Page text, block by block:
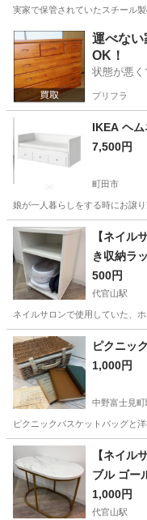
実家で保管されていたスチール
東京 世田谷区 経堂駅
運べない
OK！
状態が悪
プリフラ
IKEA ヘ
7,500円
町田市
娘が一人暮らしをする時にお譲
東京 町田市 ベッド
【ネイル
き収納ラ
500円
代官山駅
ネイルサロンで使用していた、
東京 渋谷区 代官山駅
ピクニッ
1,000円
中野富士見町
ピクニックバスケットバッグと
東京 中野区 中野富士見
【ネイル
ブル ゴー
1,000円
代官山駅